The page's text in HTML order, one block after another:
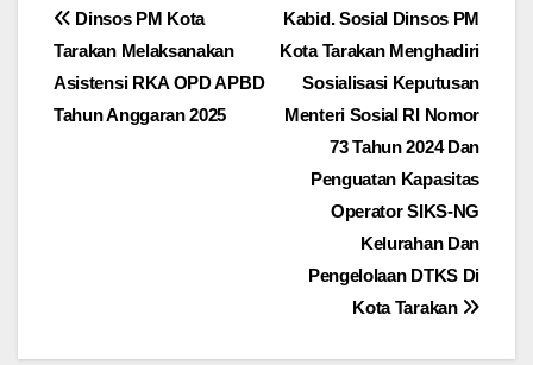
Navigasi
pos
Kabid. Sosial Dinsos PM
Kota Tarakan Menghadiri
Sosialisasi Keputusan
Menteri Sosial RI Nomor
73 Tahun 2024 Dan
Penguatan Kapasitas
Operator SIKS-NG
Kelurahan Dan
Pengelolaan DTKS Di
Kota Tarakan
Dinsos PM Kota
Tarakan Melaksanakan
Asistensi RKA OPD APBD
Tahun Anggaran 2025